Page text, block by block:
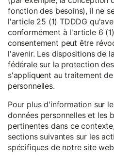
fonction des besoins), il ne
l'article 25 (1) TDDDG
conformément à l'article 6 (1)
consentement peut être
l'avenir. Les dispositions de
fédérale sur la protection
s'appliquent au traitement
personnelles.
Pour plus d'information sur
données personnelles et les
pertinentes dans ce
sections suivantes sur les
spécifiques de notre site